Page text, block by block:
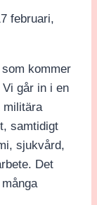
februari,
kommer
går in i en
militära
samtidigt
sjukvård,
Det